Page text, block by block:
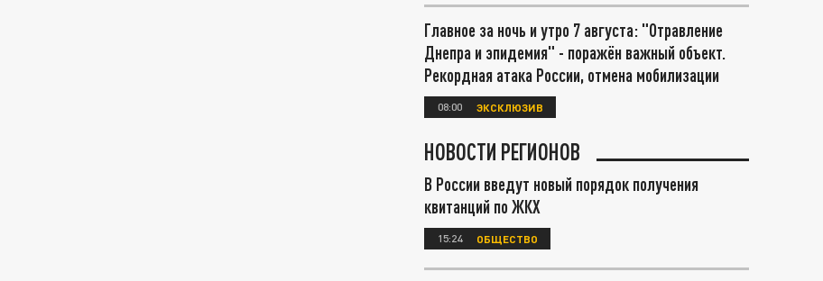
Главное за ночь и утро 7 августа: "Отравление
Днепра и эпидемия" - поражён важный объект.
Рекордная атака России, отмена мобилизации
08:00 ЭКСКЛЮЗИВ
НОВОСТИ РЕГИОНОВ
В России введут новый порядок получения
квитанций по ЖКХ
15:24 ОБЩЕСТВО